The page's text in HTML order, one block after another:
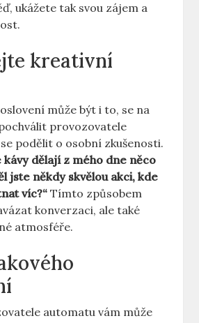
ukážete tak svou zájem a
kreativní
může být i to, se na
provozovatele
podělit o osobní zkušenosti.
kávy dělají z mého dne něco
jste někdy skvělou akci, kde
víc?“ Tímto způsobem
konverzaci, ale také
atmosféře.
automatu vám může